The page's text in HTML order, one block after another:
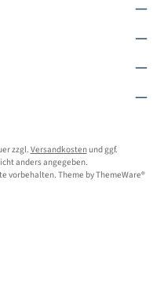
zzgl. Versandkostenund ggf.
anders angegeben.
vorbehalten. Theme byThemeWare®